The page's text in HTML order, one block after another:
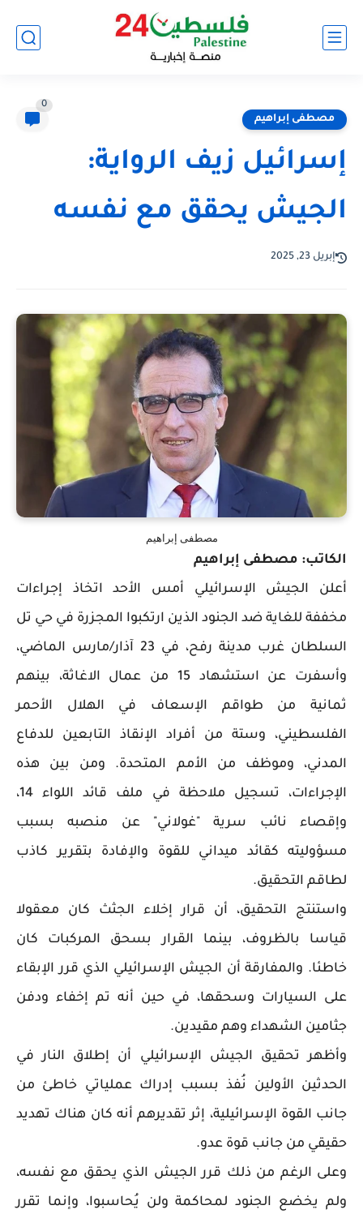
مصطفى إبراهيم
0
إسرائيل زيف الرواية:
الجيش يحقق مع نفسه
إبريل 23, 2025
مصطفى إبراهيم
الكاتب: مصطفى إبراهيم
أعلن الجيش الإسرائيلي أمس الأحد اتخاذ إجراءات
مخففة للغاية ضد الجنود الذين ارتكبوا المجزرة في حي تل
السلطان غرب مدينة رفح، في 23 آذار/مارس الماضي،
وأسفرت عن استشهاد 15 من عمال الاغاثة، بينهم
ثمانية من طواقم الإسعاف في الهلال الأحمر
الفلسطيني، وستة من أفراد الإنقاذ التابعين للدفاع
المدني، وموظف من الأمم المتحدة. ومن بين هذه
الإجراءات، تسجيل ملاحظة في ملف قائد اللواء 14،
وإقصاء نائب سرية "غولاني" عن منصبه بسبب
مسؤوليته كقائد ميداني للقوة والإفادة بتقرير كاذب
لطاقم التحقيق.
واستنتج التحقيق، أن قرار إخلاء الجثث كان معقولا
قياسا بالظروف، بينما القرار بسحق المركبات كان
خاطئا. والمفارقة أن الجيش الإسرائيلي الذي قرر الإبقاء
على السيارات وسحقها، في حين أنه تم إخفاء ودفن
جثامين الشهداء وهم مقيدين.
وأظهر تحقيق الجيش الإسرائيلي أن إطلاق النار في
الحدثين الأولين نُفذ بسبب إدراك عملياتي خاطئ من
جانب القوة الإسرائيلية، إثر تقديرهم أنه كان هناك تهديد
حقيقي من جانب قوة عدو.
وعلى الرغم من ذلك قرر الجيش الذي يحقق مع نفسه،
ولم يخضع الجنود لمحاكمة ولن يُحاسبوا، وإنما تقرر